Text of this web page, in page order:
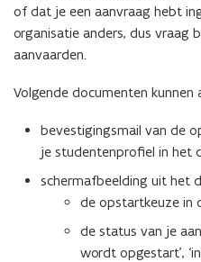
of dat je een aanvraag hebt
organisatie anders, dus vraag
aanvaarden.
Volgende documenten kunnen
bevestigingsmail van de
je studentenprofiel in het
schermafbeelding uit het
de opstartkeuze in
de status van je
wordt opgestart’,